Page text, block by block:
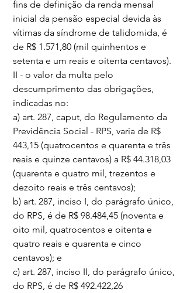
fins de definição da renda mensal
inicial da pensão especial devida às
vítimas da síndrome de talidomida, é
de R$ 1.571,80 (mil quinhentos e
setenta e um reais e oitenta centavos).
II - o valor da multa pelo
descumprimento das obrigações,
indicadas no:
a) art. 287, caput, do Regulamento da
Previdência Social - RPS, varia de R$
443,15 (quatrocentos e quarenta e três
reais e quinze centavos) a R$ 44.318,03
(quarenta e quatro mil, trezentos e
dezoito reais e três centavos);
b) art. 287, inciso I, do parágrafo único,
do RPS, é de R$ 98.484,45 (noventa e
oito mil, quatrocentos e oitenta e
quatro reais e quarenta e cinco
centavos); e
c) art. 287, inciso II, do parágrafo único,
do RPS, é de R$ 492.422,26